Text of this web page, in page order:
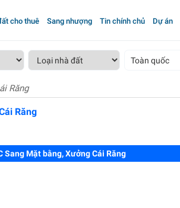
cho thuê Sang nhượng Tin chính chủ Dự án
Toàn quốc
Răng
Răng
Sang Mặt bằng, Xưởng Cái Răng